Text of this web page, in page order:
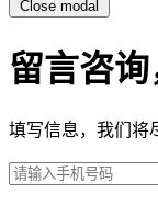
Close modal
留言咨询
填写信息，我们将